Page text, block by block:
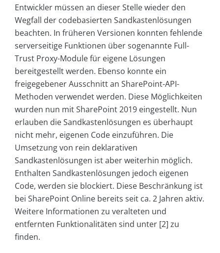
Entwickler müssen an dieser Stelle wieder den
Wegfall der codebasierten Sandkastenlösungen
beachten. In früheren Versionen konnten fehlende
serverseitige Funktionen über sogenannte Full-
Trust Proxy-Module für eigene Lösungen
bereitgestellt werden. Ebenso konnte ein
freigegebener Ausschnitt an SharePoint-API-
Methoden verwendet werden. Diese Möglichkeiten
wurden nun mit SharePoint 2019 eingestellt. Nun
erlauben die Sandkastenlösungen es überhaupt
nicht mehr, eigenen Code einzuführen. Die
Umsetzung von rein deklarativen
Sandkastenlösungen ist aber weiterhin möglich.
Enthalten Sandkastenlösungen jedoch eigenen
Code, werden sie blockiert. Diese Beschränkung ist
bei SharePoint Online bereits seit ca. 2 Jahren aktiv.
Weitere Informationen zu veralteten und
entfernten Funktionalitäten sind unter [2] zu
finden.